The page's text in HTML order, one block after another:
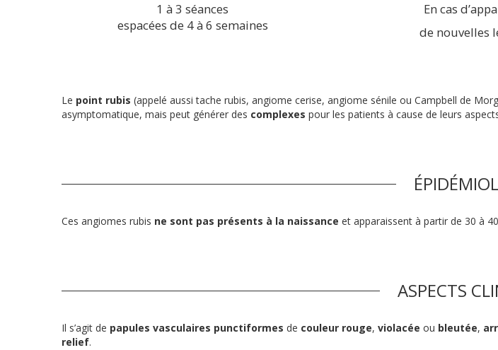
1 à 3 séances
espacées de 4 à 6 semaines
En cas
de nouvelles
Le point rubis (appelé aussi tache rubis, angiome cerise, angiome sénile ou Campbell de
asymptomatique, mais peut générer des complexes pour les patients à cause de leurs
Ces angiomes rubis ne sont pas présents à la naissance et apparaissent à partir de 30 à
ASPECTS
Il s’agit de papules vasculaires punctiformes de couleur rouge, violacée ou bleutée,
relief.